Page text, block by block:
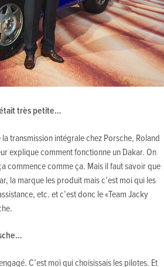
très petite…
transmission intégrale chez Porsche, Roland
explique comment fonctionne un Dakar. On
commence comme ça. Mais il faut savoir que
la marque les produit mais c’est moi qui les
etc. et c’est donc le «Team Jacky
C’est moi qui choisissais les pilotes. Et